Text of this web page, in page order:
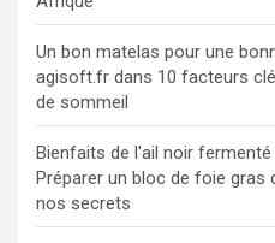
Un bon matelas pour une
agisoft.fr dans 10 facteurs
de sommeil
Bienfaits de l'ail noir
Préparer un bloc de foie gras
nos secrets